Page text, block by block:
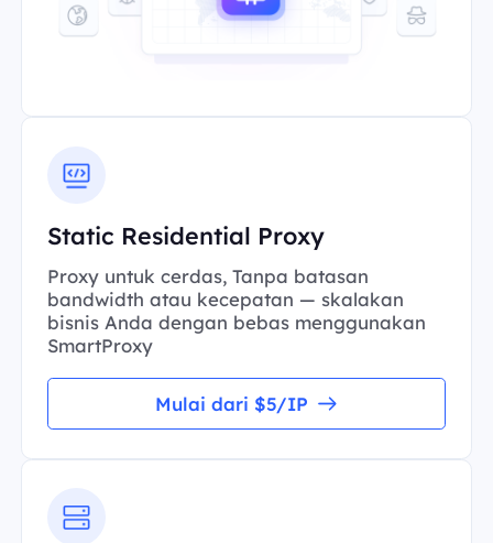
Static Residential Proxy
Proxy untuk cerdas, Tanpa batasan
bandwidth atau kecepatan — skalakan
bisnis Anda dengan bebas menggunakan
SmartProxy
Mulai dari $5/IP